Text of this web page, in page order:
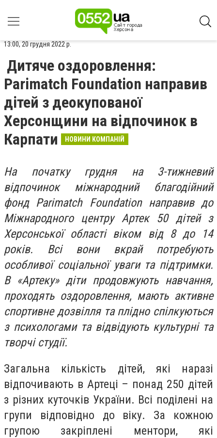
13:00, 20 грудня 2022 р.
Дитяче оздоровлення:
Parimatch Foundation направив
дітей з деокупованої
Херсонщини на відпочинок в
Карпати
НОВИНИ КОМПАНІЙ
На початку грудня на 3-тижневий
відпочинок міжнародний благодійний
фонд Parimatch Foundation направив до
Міжнародного центру Артек 50 дітей з
Херсонської області віком від 8 до 14
років. Всі вони вкрай потребують
особливої соціальної уваги та підтримки.
В «Артеку» діти продовжують навчання,
проходять оздоровлення, мають активне
спортивне дозвілля та плідно спілкуються
з психологами та відвідують культурні та
творчі студії.
Загальна кількість дітей, які наразі
відпочивають в Артеці – понад 250 дітей
з різних куточків України. Всі поділені на
групи відповідно до віку. За кожною
групою закріплені ментори, які